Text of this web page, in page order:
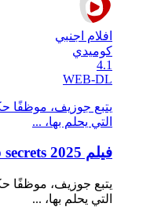
افلام اجنبي
كوميدي
4.1
WEB-DL
يتبع جوزيف، موظفًا
التي يحلم بها، ...
فيلم Agents un peu trop secrets 2025 مترجم HD
يتبع جوزيف، موظفًا
التي يحلم بها، ...